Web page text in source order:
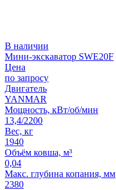
В наличии
Мини-экскаватор SWE20F
Цена
по запросу
Двигатель
YANMAR
Мощность, кВт/об/мин
13,4/2200
Вес, кг
1940
Объём ковша, м³
0,04
Макс. глубина копания, мм
2380